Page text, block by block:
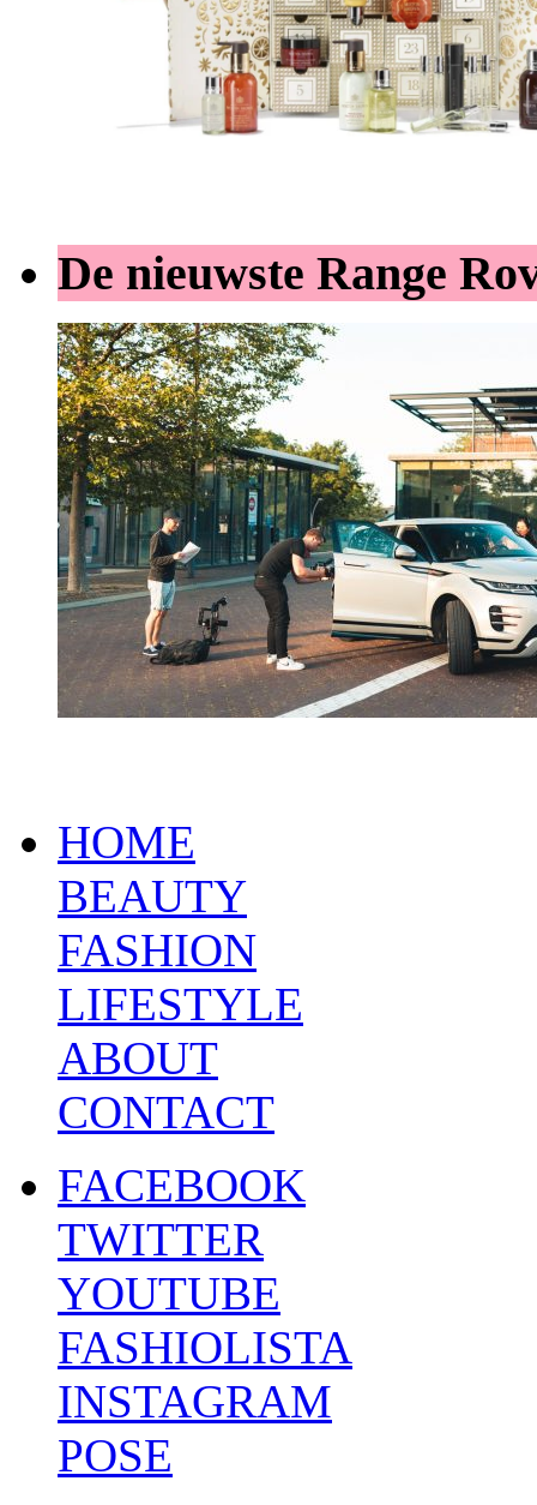
De nieuwste Range
HOME
BEAUTY
FASHION
LIFESTYLE
ABOUT
CONTACT
FACEBOOK
TWITTER
YOUTUBE
FASHIOLISTA
INSTAGRAM
POSE